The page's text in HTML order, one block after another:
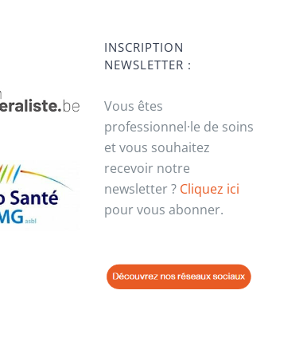
INSCRIPTION
NEWSLETTER :
Vous êtes
professionnel·le de soins
et vous souhaitez
recevoir notre
newsletter ? Cliquez ici
pour vous abonner.